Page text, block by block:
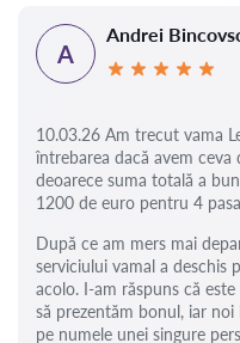
A
Andrei
10.03.26 Am trecut vama
întrebarea dacă avem ceva
deoarece suma totală a
1200 de euro pentru 4
După ce am mers mai
serviciului vamal a deschis
acolo. I-am răspuns că
să prezentăm bonul, iar
pe numele unei singure